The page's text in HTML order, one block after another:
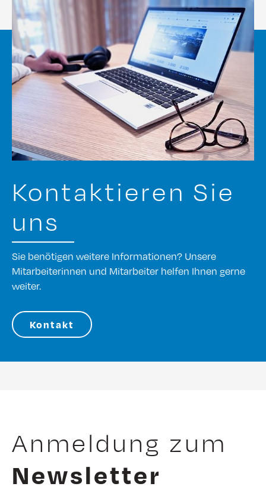
Kontaktieren Sie
uns
Sie benötigen weitere Informationen? Unsere
Mitarbeiterinnen und Mitarbeiter helfen Ihnen gerne
weiter.
Kontakt
Anmeldung zum
Newsletter